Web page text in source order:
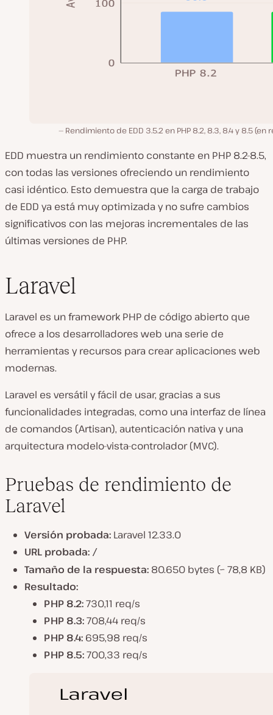
Rendimiento de EDD 3.5.2 en PHP 8.2, 8.3, 8.4 y 8.5 (en
EDD muestra un rendimiento constante en PHP 8.2-8.5,
con todas las versiones ofreciendo un rendimiento
casi idéntico. Esto demuestra que la carga de trabajo
de EDD ya está muy optimizada y no sufre cambios
significativos con las mejoras incrementales de las
últimas versiones de PHP.
Laravel
Laravel es un framework PHP de código abierto que
ofrece a los desarrolladores web una serie de
herramientas y recursos para crear aplicaciones web
modernas.
Laravel es versátil y fácil de usar, gracias a sus
funcionalidades integradas, como una interfaz de línea
de comandos (Artisan), autenticación nativa y una
arquitectura modelo-vista-controlador (MVC).
Pruebas de rendimiento de
Laravel
Versión probada: Laravel 12.33.0
URL probada: /
Tamaño de la respuesta: 80.650 bytes (~ 78,8 KB)
Resultado:
PHP 8.2:730,11 req/s
PHP 8.3:708,44 req/s
PHP 8.4: 695,98 req/s
PHP 8.5:700,33 req/s